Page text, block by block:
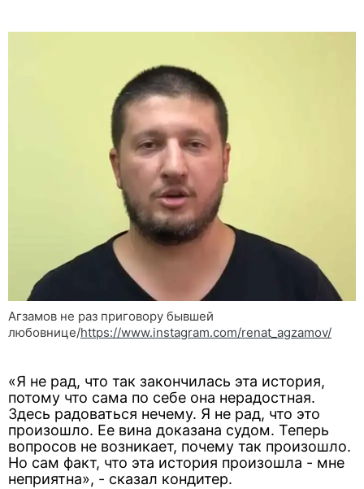
Агзамов не раз приговору бывшей
любовнице/https://www.instagram.com/renat_agzamov/
«Я не рад, что так закончилась эта история,
потому что сама по себе она нерадостная.
Здесь радоваться нечему. Я не рад, что это
произошло. Ее вина доказана судом. Теперь
вопросов не возникает, почему так произошло.
Но сам факт, что эта история произошла - мне
неприятна», - сказал кондитер.